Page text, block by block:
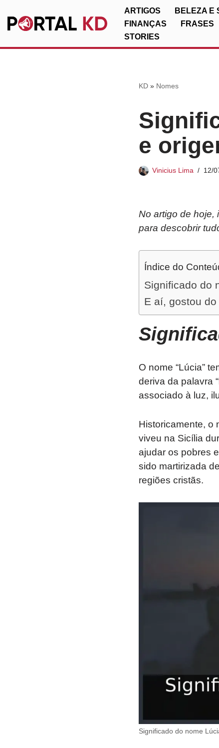
Pular
ARTIGOS BELEZA E
FINANÇAS
FRASES
STORIES
KD» Nomes
e
Vinicius Lima 12/
No artigo de hoje,
para descobrir
Índice do
Significado do
E aí, gostou do
O nome “Lúcia”
deriva da palavra
associado à luz,
Historicamente, o
viveu na Sicília
ajudar os pobres
sido martirizada
regiões cristãs.
Significado do nome